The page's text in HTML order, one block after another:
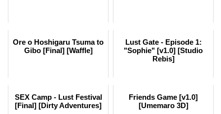
Ore o Hoshigaru Tsuma to
Gibo [Final] [Waffle]
Lust Gate - Episode 1:
"Sophie" [v1.0] [Studio
Rebis]
SEX Camp - Lust Festival
[Final] [Dirty Adventures]
Friends Game [v1.0]
[Umemaro 3D]